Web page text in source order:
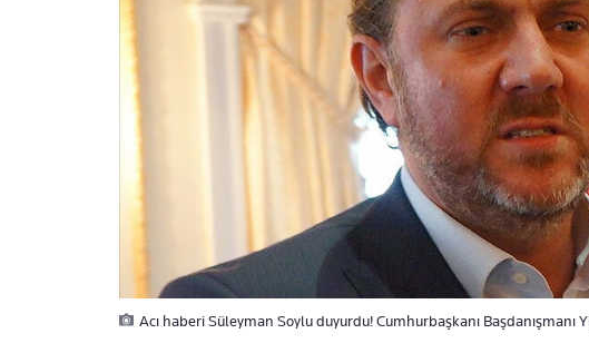
Acı haberi Süleyman Soylu duyurdu! Cumhurbaşkanı Başdanışmanı